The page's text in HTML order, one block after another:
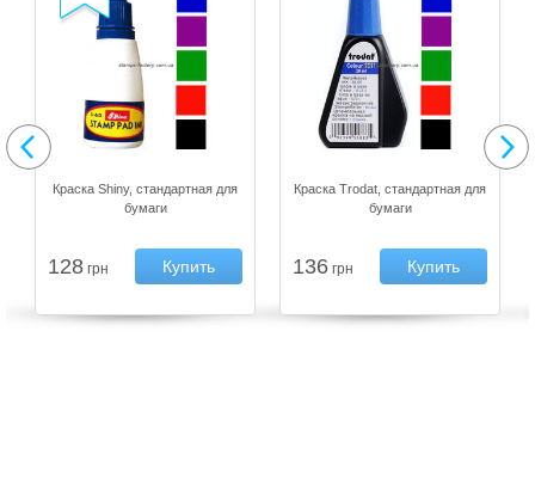
Краска Shiny, стандартная для
бумаги
128 грн Купить
Краска Trodat, стандартная для
бумаги
136 грн Купить